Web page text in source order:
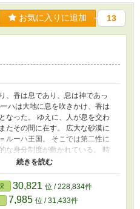
お気に入りに追加 13
、香は息であり、息は神であっ
ハは大地に息を吹きかけ、香は
なった。 ゆえに、人が息を交わ
たその間に在す。 広大な砂漠に
ルーハ王国。 そこでは第二性に
な身分制度が敷かれている。 時
う）の時代。 香料貿易で栄華を
濃く混じり合っていた。 下市で
るオメガの青年、ライラ・アフ
母を奪った王政への復讐を胸
30,821 位 / 228,834件
7,985 位 / 31,433件